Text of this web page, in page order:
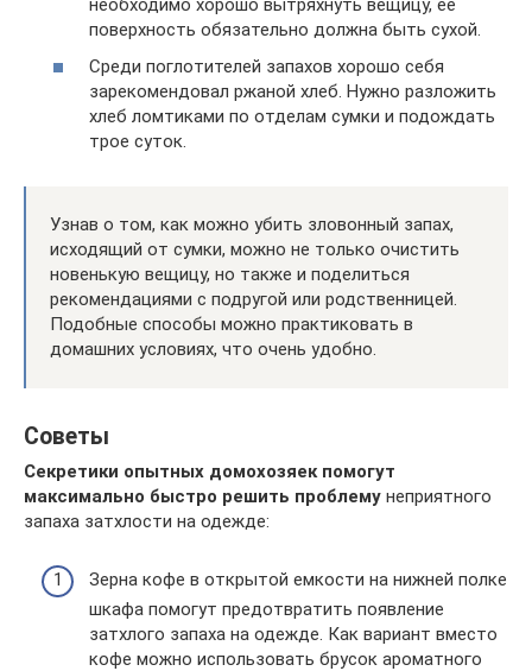
необходимо хорошо вытряхнуть вещицу, её
поверхность обязательно должна быть сухой.
Среди поглотителей запахов хорошо себя
зарекомендовал ржаной хлеб. Нужно разложить
хлеб ломтиками по отделам сумки и подождать
трое суток.
Узнав о том, как можно убить зловонный запах,
исходящий от сумки, можно не только очистить
новенькую вещицу, но также и поделиться
рекомендациями с подругой или родственницей.
Подобные способы можно практиковать в
домашних условиях, что очень удобно.
Советы
Секретики опытных домохозяек помогут
максимально быстро решить проблему неприятного
запаха затхлости на одежде:
Зерна кофе в открытой емкости на нижней полке
шкафа помогут предотвратить появление
затхлого запаха на одежде. Как вариант вместо
кофе можно использовать брусок ароматного